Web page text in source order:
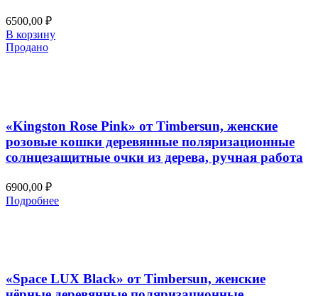
6500,00 ₽
В корзину
Продано
«Kingston Rose Pink» от Timbersun, женские
розовые кошки деревянные поляризационные
солнцезащитные очки из дерева, ручная работа
6900,00 ₽
Подробнее
«Space LUX Black» от Timbersun, женские